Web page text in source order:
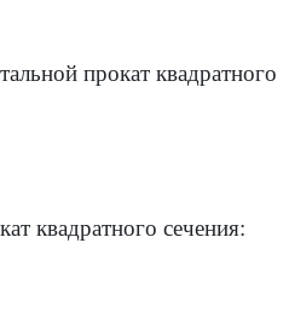
прокат квадратного
квадратного сечения: